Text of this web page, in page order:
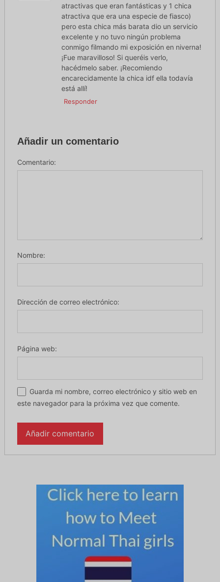
atractivas que eran fantásticas y 1 chica
atractiva que era una especie de fiasco)
pero esta chica más barata dio un servicio
excelente y no tuvo ningún problema
conmigo filmando mi exposición en niverna!
¡Fue maravilloso! Si queréis verlo,
hacédmelo saber. ¡Recomiendo
encarecidamente la chica idf ella todavía
está allí!
Responder
Añadir un comentario
Comentario:
Nombre:
Dirección de correo electrónico:
Página web:
Guarda mi nombre, correo electrónico y sitio web en
este navegador para la próxima vez que comente.